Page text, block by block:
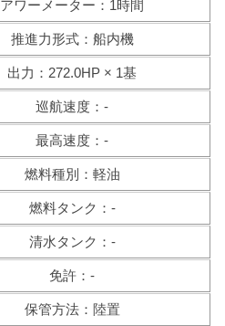
アワーメーター：1時間
推進力形式：船内機
出力：272.0HP × 1基
巡航速度：-
最高速度：-
燃料種別：軽油
燃料タンク：-
清水タンク：-
免許：-
保管方法：陸置